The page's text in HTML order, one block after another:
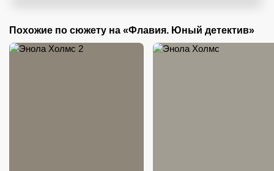
Похожие по сюжету на «Флавия. Юный детектив»